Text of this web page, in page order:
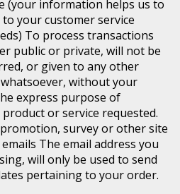
(your information helps us to
your customer service
To process transactions
public or private, will not be
or given to any other
without your
express purpose of
or service requested.
survey or other site
The email address you
will only be used to send
pertaining to your order.